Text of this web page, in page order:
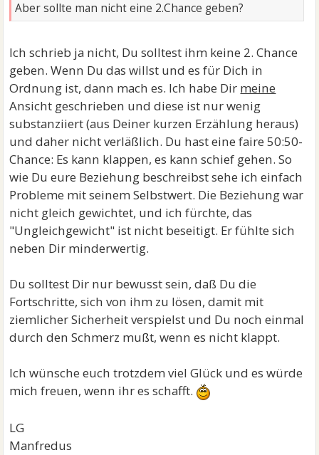
Aber sollte man nicht eine 2.Chance geben?
Ich schrieb ja nicht, Du solltest ihm keine 2. Chance
geben. Wenn Du das willst und es für Dich in
Ordnung ist, dann mach es. Ich habe Dir meine
Ansicht geschrieben und diese ist nur wenig
substanziiert (aus Deiner kurzen Erzählung heraus)
und daher nicht verläßlich. Du hast eine faire 50:50-
Chance: Es kann klappen, es kann schief gehen. So
wie Du eure Beziehung beschreibst sehe ich einfach
Probleme mit seinem Selbstwert. Die Beziehung war
nicht gleich gewichtet, und ich fürchte, das
"Ungleichgewicht" ist nicht beseitigt. Er fühlte sich
neben Dir minderwertig.
Du solltest Dir nur bewusst sein, daß Du die
Fortschritte, sich von ihm zu lösen, damit mit
ziemlicher Sicherheit verspielst und Du noch einmal
durch den Schmerz mußt, wenn es nicht klappt.
Ich wünsche euch trotzdem viel Glück und es würde
mich freuen, wenn ihr es schafft.
LG
Manfredus